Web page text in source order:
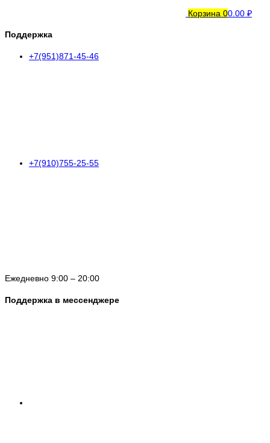
Корзина 00.00 ₽
Поддержка
+7(951)871-45-46
+7(910)755-25-55
Ежедневно 9:00 – 20:00
Поддержка в мессенджере